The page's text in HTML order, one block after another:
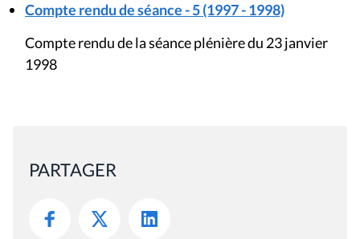
Compte rendu de séance - 5 (1997 - 1998)
Compte rendu de la séance plénière du 23 janvier
1998
PARTAGER